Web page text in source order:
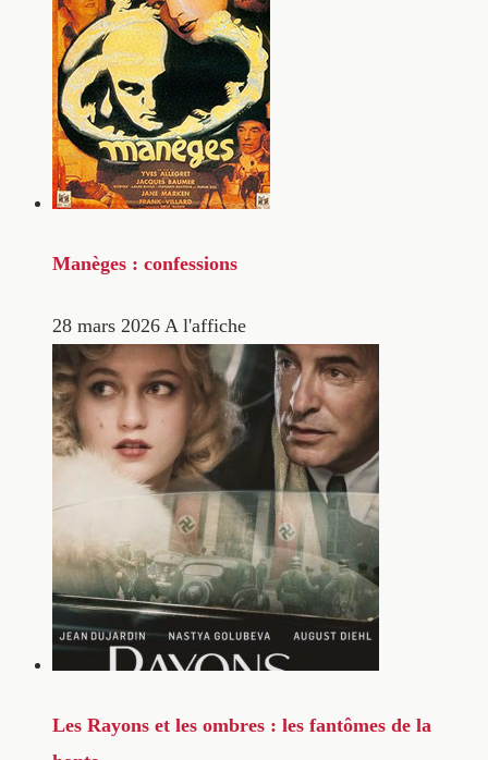
Manèges : confessions
28 mars 2026 A l'affiche
Les Rayons et les ombres : les fantômes de la